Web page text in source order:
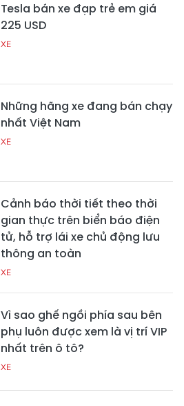
Tesla bán xe đạp trẻ em giá
225 USD
XE
Những hãng xe đang bán chạy
nhất Việt Nam
XE
Cảnh báo thời tiết theo thời
gian thực trên biển báo điện
tử, hỗ trợ lái xe chủ động lưu
thông an toàn
XE
Vì sao ghế ngồi phía sau bên
phụ luôn được xem là vị trí VIP
nhất trên ô tô?
XE